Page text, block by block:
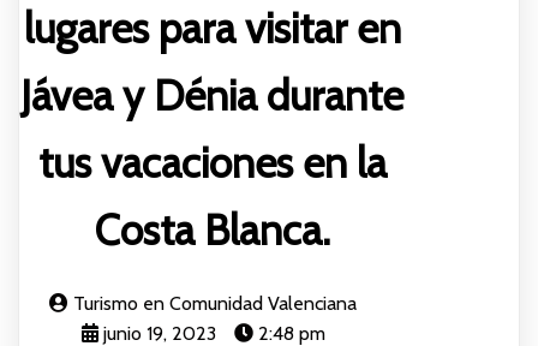
lugares para visitar en
Jávea y Dénia durante
tus vacaciones en la
Costa Blanca.
Turismo en Comunidad Valenciana
junio 19, 2023
2:48 pm